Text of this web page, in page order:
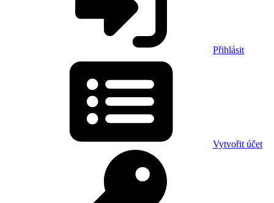
Přihlásit
Vytvořit účet